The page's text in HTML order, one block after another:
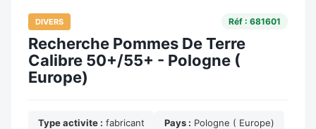
DIVERS Réf : 681601
Recherche Pommes De Terre
Calibre 50+/55+ - Pologne (
Europe)
Type activite : fabricant Pays : Pologne ( Europe)